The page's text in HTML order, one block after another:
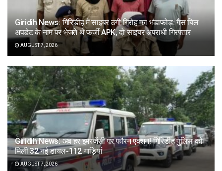
Giridih News: गिरिडीह में साइबर ठगी गिरोह का भंडाफोड़: गैस बिल
अपडेट के नाम पर भेजते थे फर्जी APK, दो साइबर अपराधी गिरफ्तार
AUGUST 7, 2026
Giridih News: अब हर इमरजेंसी पर फौरन एक्शन! गिरिडीह पुलिस को
मिली 32 नई डायल-112 गाड़ियां
AUGUST 7, 2026